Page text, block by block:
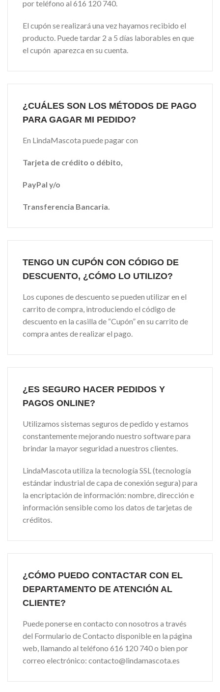
por teléfono al 616 120 740.
El cupón se realizará una vez hayamos recibido el
producto. Puede tardar 2 a 5 días laborables en que
el cupón aparezca en su cuenta.
¿CUÁLES SON LOS MÉTODOS DE PAGO
PARA GAGAR MI PEDIDO?
En LindaMascota puede pagar con
Tarjeta de crédito o débito,
PayPal y/o
Transferencia Bancaria.
TENGO UN CUPÓN CON CÓDIGO DE
DESCUENTO, ¿CÓMO LO UTILIZO?
Los cupones de descuento se pueden utilizar en el
carrito de compra, introduciendo el código de
descuento en la casilla de “Cupón” en su carrito de
compra antes de realizar el pago.
¿ES SEGURO HACER PEDIDOS Y
PAGOS ONLINE?
Utilizamos sistemas seguros de pedido y estamos
constantemente mejorando nuestro software para
brindar la mayor seguridad a nuestros clientes.
LindaMascota utiliza la tecnología SSL (tecnología
estándar industrial de capa de conexión segura) para
la encriptación de información: nombre, dirección e
información sensible como los datos de tarjetas de
créditos.
¿CÓMO PUEDO CONTACTAR CON EL
DEPARTAMENTO DE ATENCIÓN AL
CLIENTE?
Puede ponerse en contacto con nosotros a través
del Formulario de Contacto disponible en la página
web, llamando al teléfono 616 120 740 o bien por
correo electrónico: contacto@lindamascota.es